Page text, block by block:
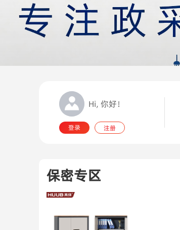
Hi, 你好！
登录 注册
保密专区